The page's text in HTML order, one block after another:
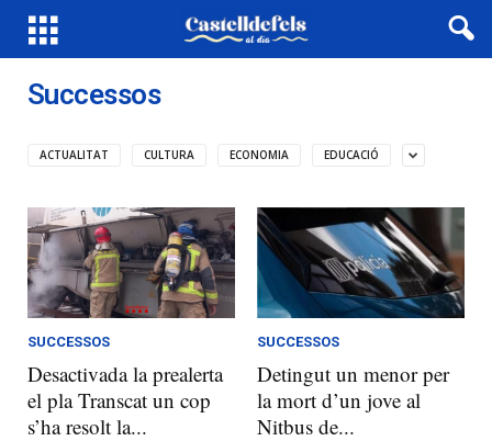
Successos
ACTUALITAT CULTURA ECONOMIA EDUCACIÓ
SUCCESSOS
Desactivada la prealerta
el pla Transcat un cop
s’ha resolt la...
SUCCESSOS
Detingut un menor per
la mort d’un jove al
Nitbus de...